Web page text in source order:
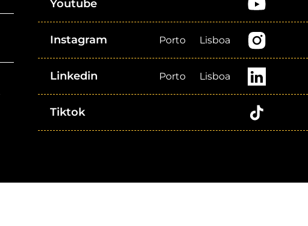
Youtube
Instagram Porto Lisboa
Linkedin Porto Lisboa
Tiktok